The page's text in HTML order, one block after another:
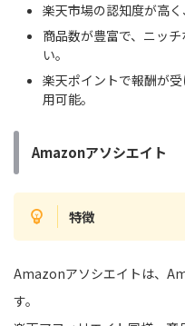
楽天市場の認知度が高く
商品数が豊富で、ニッ
い。
楽天ポイントで報酬が
用可能。
Amazonアソシエイト
特徴
Amazonアソシエイトは、
す。